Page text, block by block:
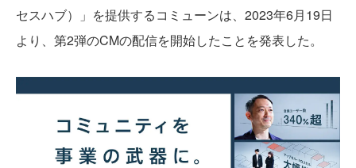
セスハブ）」を提供するコミューンは、2023年6月19日
より、第2弾のCMの配信を開始したことを発表した。